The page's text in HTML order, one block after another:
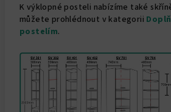
K výklopné posteli nabízíme také
můžete prohlédnout v kategorii
postelím.